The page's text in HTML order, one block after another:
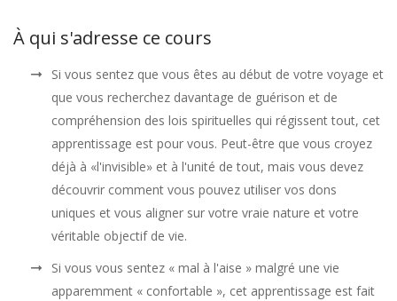
À qui s'adresse ce cours
Si vous sentez que vous êtes au début de votre voyage et
que vous recherchez davantage de guérison et de
compréhension des lois spirituelles qui régissent tout, cet
apprentissage est pour vous. Peut-être que vous croyez
déjà à «l'invisible» et à l'unité de tout, mais vous devez
découvrir comment vous pouvez utiliser vos dons
uniques et vous aligner sur votre vraie nature et votre
véritable objectif de vie.
Si vous vous sentez « mal à l'aise » malgré une vie
apparemment « confortable », cet apprentissage est fait